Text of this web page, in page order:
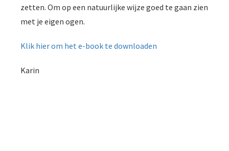
zetten. Om op een natuurlijke wijze goed te gaan zien
met je eigen ogen.
Klik hier om het e-book te downloaden
Karin